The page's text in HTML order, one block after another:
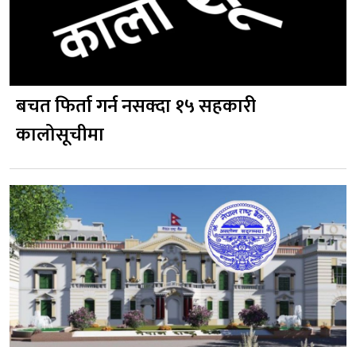
बचत फिर्ता गर्न नसक्दा १५ सहकारी
कालोसूचीमा